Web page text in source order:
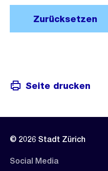
Zurücksetzen
Seite drucken
© 2026 Stadt Zürich
Social Media